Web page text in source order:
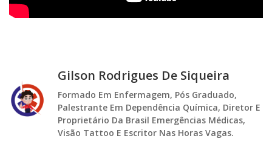
Gilson Rodrigues De Siqueira
Formado Em Enfermagem, Pós Graduado,
Palestrante Em Dependência Química, Diretor E
Proprietário Da Brasil Emergências Médicas,
Visão Tattoo E Escritor Nas Horas Vagas.